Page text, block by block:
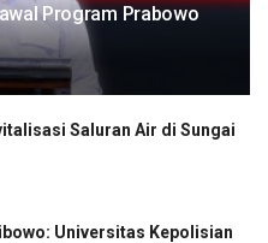
Program Prabowo
Saluran Air di Sungai
Universitas Kepolisian